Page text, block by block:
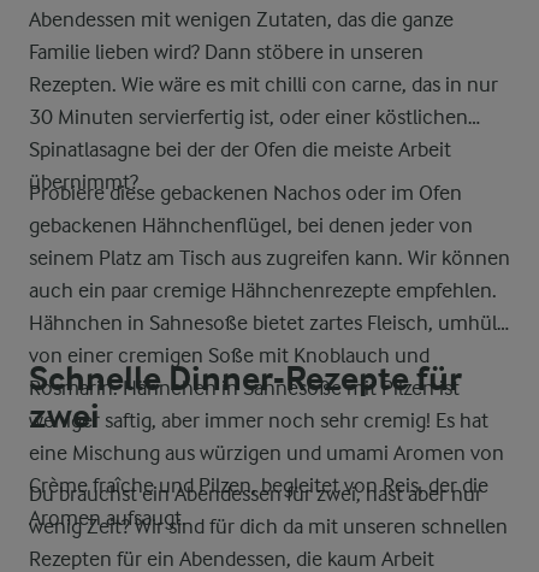
Abendessen mit wenigen Zutaten, das die ganze
Familie lieben wird? Dann stöbere in unseren
Rezepten. Wie wäre es mit chilli con carne, das in nur
30 Minuten servierfertig ist, oder einer köstlichen
Spinatlasagne bei der der Ofen die meiste Arbeit
übernimmt?
Probiere diese gebackenen Nachos oder im Ofen
gebackenen Hähnchenflügel, bei denen jeder von
seinem Platz am Tisch aus zugreifen kann. Wir können
auch ein paar cremige Hähnchenrezepte empfehlen.
Hähnchen in Sahnesoße bietet zartes Fleisch, umhüllt
von einer cremigen Soße mit Knoblauch und
Rosmarin. Hähnchen in Sahnesoße mit Pilzen ist
weniger saftig, aber immer noch sehr cremig! Es hat
eine Mischung aus würzigen und umami Aromen von
Crème fraîche und Pilzen, begleitet von Reis, der die
Aromen aufsaugt.
Schnelle Dinner-Rezepte für
zwei
Du brauchst ein Abendessen für zwei, hast aber nur
wenig Zeit? Wir sind für dich da mit unseren schnellen
Rezepten für ein Abendessen, die kaum Arbeit